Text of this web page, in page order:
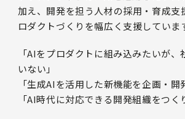
加え、開発を担う人材の採用・育成支
ロダクトづくりを幅広く支援していま
「AIをプロダクトに組み込みたいが
いない」
「生成AIを活用した新機能を企画・開
「AI時代に対応できる開発組織をつく